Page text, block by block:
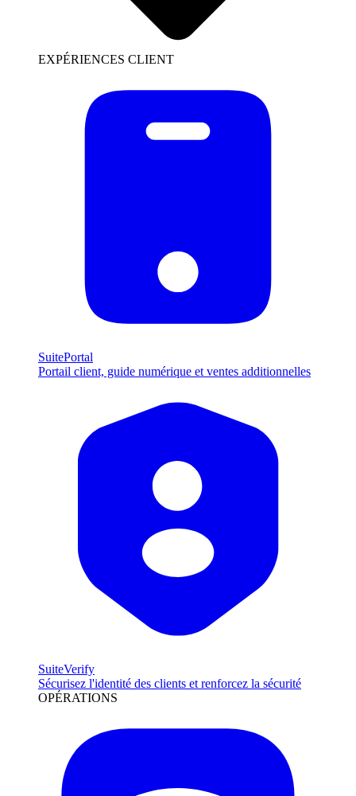
EXPÉRIENCES CLIENT
SuitePortal
Portail client, guide numérique et ventes additionnelles
SuiteVerify
Sécurisez l'identité des clients et renforcez la sécurité
OPÉRATIONS